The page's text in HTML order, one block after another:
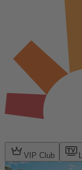
VIP Club